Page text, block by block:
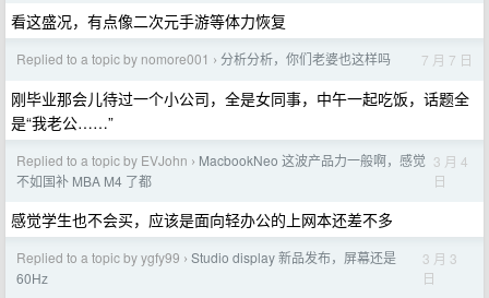
看这盛况，有点像二次元手游等体力恢复
Replied to a topic by nomore001 › 分析分析，你们老婆也这样吗 7 月 7 日
刚毕业那会儿待过一个小公司，全是女同事，中午一起吃饭，话题全
是“我老公……”
Replied to a topic by EVJohn › MacbookNeo 这波产品力一般啊，感觉
不如国补 MBA M4 了都
3 月 4
日
感觉学生也不会买，应该是面向轻办公的上网本还差不多
Replied to a topic by ygfy99 › Studio display 新品发布，屏幕还是
60Hz
3 月 3
日